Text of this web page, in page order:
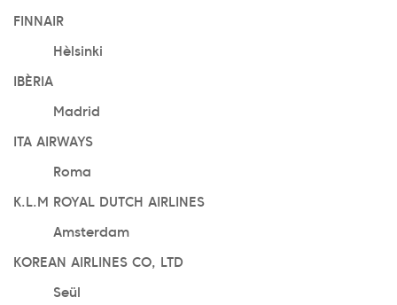
FINNAIR
Hèlsinki
IBÈRIA
Madrid
ITA AIRWAYS
Roma
K.L.M ROYAL DUTCH AIRLINES
Amsterdam
KOREAN AIRLINES CO, LTD
Seül